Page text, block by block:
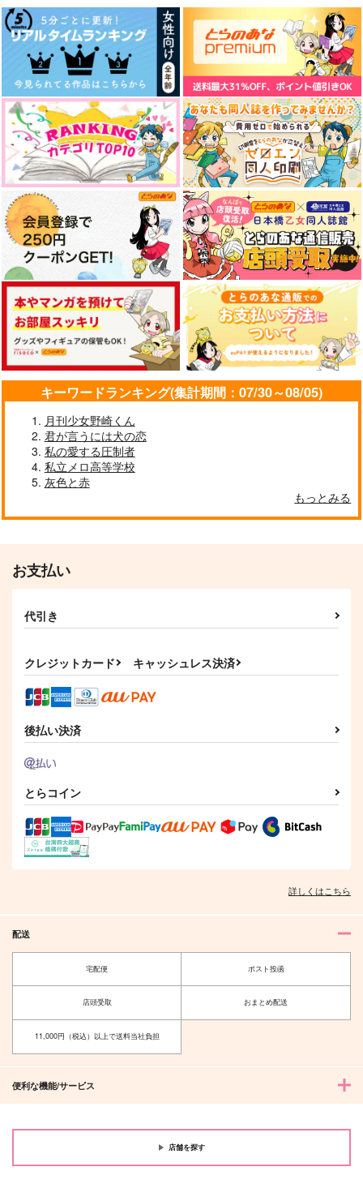
キーワードランキング(集計期間：07/30～08/05)
月刊少女野崎くん
君が言うには犬の恋
私の愛する圧制者
私立メロ高等学校
灰色と赤
もっとみる
お支払い
代引き
クレジットカード キャッシュレス決済
後払い決済
とらコイン
詳しくはこちら
配送
宅配便 ポスト投函
店頭受取 おまとめ配送
11,000円（税込）以上で送料当社負担
便利な機能/サービス
店舗を探す